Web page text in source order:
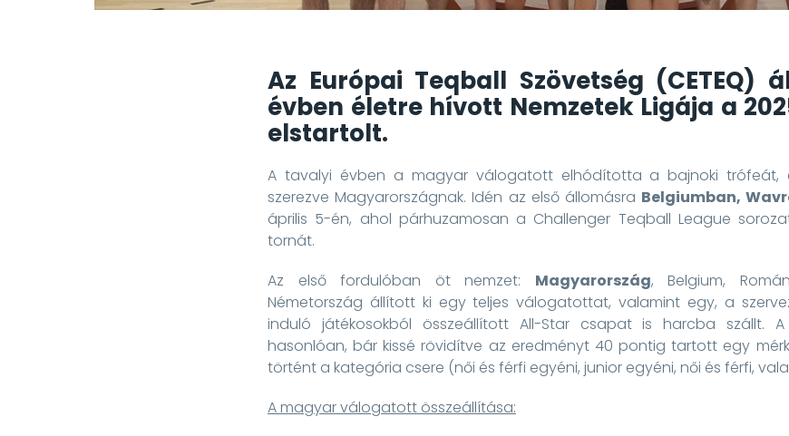
Az Európai Teqball Szövetség (CETEQ)
évben életre hívott Nemzetek Ligája a
elstartolt.
A tavalyi évben a magyar válogatott elhódította a bajnoki trófeát,
szerezve Magyarországnak. Idén az első állomásra Belgiumban,
április 5-én, ahol párhuzamosan a Challenger Teqball League
tornát.
Az első fordulóban öt nemzet: Magyarország, Belgium,
Németország állított ki egy teljes válogatottat, valamint egy, a
induló játékosokból összeállított All-Star csapat is harcba szállt.
hasonlóan, bár kissé rövidítve az eredményt 40 pontig tartott egy
történt a kategória csere (női és férfi egyéni, junior egyéni, női és férfi,
A magyar válogatott összeállítása: